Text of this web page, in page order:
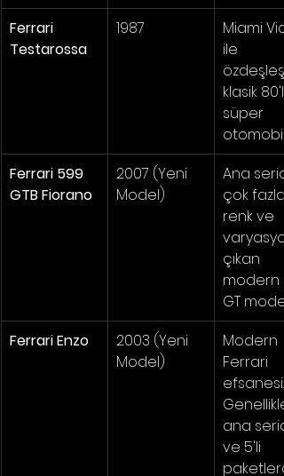
Ferrari
Testarossa
1987
Miami
ile
klasik
süper
otomobili.
Ferrari 599
GTB Fiorano
2007 (Yeni
Model)
Ana
çok fazla
renk ve
çıkan
modern
GT
Ferrari Enzo
2003 (Yeni
Model)
Modern
Ferrari
efsanesi.
Genellikle
ana
ve 5'li